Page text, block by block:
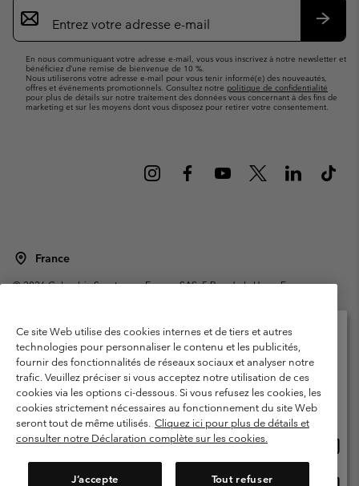
Inscription
par
e-
En nous communiquant votre adresse e-mail, vous vous inscrivez à notre newsletter et
bénéficiez d’une remise de bienvenue de 10 %.
Nous utiliserons votre adresse e-mail pour vous tenir informé(e) des nouveautés,
offres et événements promotionnels. Consultez notre politique de confidentialité
pour plus de détails sur notre traitement des données vous concernant à des fins de
marketing et sur les moyens dont vous disposez pour retirer votre consentement.
France
©2026Columbia Sportswear Europe SAS. 5 Rue de la Haye, Espace
Garanties Légales
Politique de confidentialité
Conditions d'utilisation - Membres
Conditions D'utilisation - Contenu généré par l'utilisateur
Impressum
Cookies
Public CBCR
Ce site Web utilise des cookies internes et de tiers et autres
technologies pour personnaliser le contenu et les publicités,
fournir des fonctionnalités de réseaux sociaux et analyser notre
trafic. Veuillez préciser si vous acceptez notre utilisation de ces
cookies via les options ci-dessous. Si vous refusez les cookies, les
cookies strictement nécessaires au fonctionnement du site Web
seront tout de même utilisés. Cliquez ici pour plus de détails et
consulter notre Déclaration complète sur les cookies.
J’accepte Tout refuser
Veuillez sélectionner votre pays d’expédition et
votre langue
Achats en ligne disponibles
United States
ligne
France